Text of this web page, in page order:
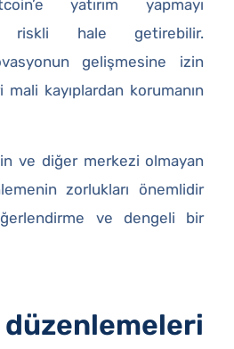
yatırım yapmayı
riskli hale getirebilir.
gelişmesine izin
kayıplardan korumanın
ve diğer merkezi olmayan
zorlukları önemlidir
ve dengeli bir